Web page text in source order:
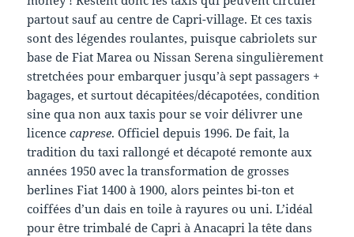
partout sauf au centre de Capri-village. Et ces taxis
sont des légendes roulantes, puisque cabriolets sur
base de Fiat Marea ou Nissan Serena singulièrement
stretchées pour embarquer jusqu’à sept passagers +
bagages, et surtout décapitées/décapotées, condition
sine qua non aux taxis pour se voir délivrer une
licencecaprese. Officiel depuis 1996. De fait, la
tradition du taxi rallongé et décapoté remonte aux
années 1950 avec la transformation de grosses
berlines Fiat 1400 à 1900, alors peintes bi-ton et
coiffées d’un dais en toile à rayures ou uni. L’idéal
pour être trimbalé de Capri à Anacapri la tête dans